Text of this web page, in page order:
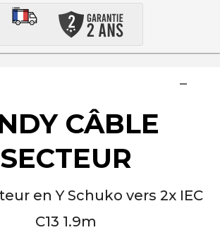
CÂBLE
SECTEUR
en Y Schuko vers 2x IEC
C13 1.9m